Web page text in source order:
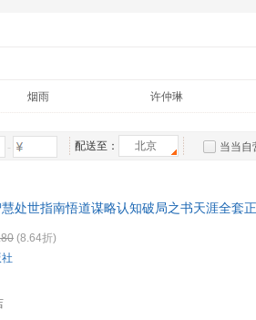
烟雨 许仲琳
- 配送至： 北京 当当自
处世指南悟道谋略认知破局之书天涯全套
(8.64折)